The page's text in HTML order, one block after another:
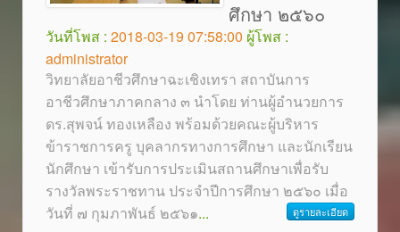
ศึกษา ๒๕๖๐
วันที่โพส : 2018-03-19 07:58:00 ผู้โพส :
administrator
วิทยาลัยอาชีวศึกษาฉะเชิงเทรา สถาบันการ
อาชีวศึกษาภาคกลาง ๓ นำโดย ท่านผู้อำนวยการ
ดร.สุพจน์ ทองเหลือง พร้อมด้วยคณะผู้บริหาร
ข้าราชการครู บุคลากรทางการศึกษา และนักเรียน
นักศึกษา เข้ารับการประเมินสถานศึกษาเพื่อรับ
รางวัลพระราชทาน ประจำปีการศึกษา ๒๕๖๐ เมื่อ
วันที่ ๗ กุมภาพันธ์ ๒๕๖๑... ดูรายละเอียด